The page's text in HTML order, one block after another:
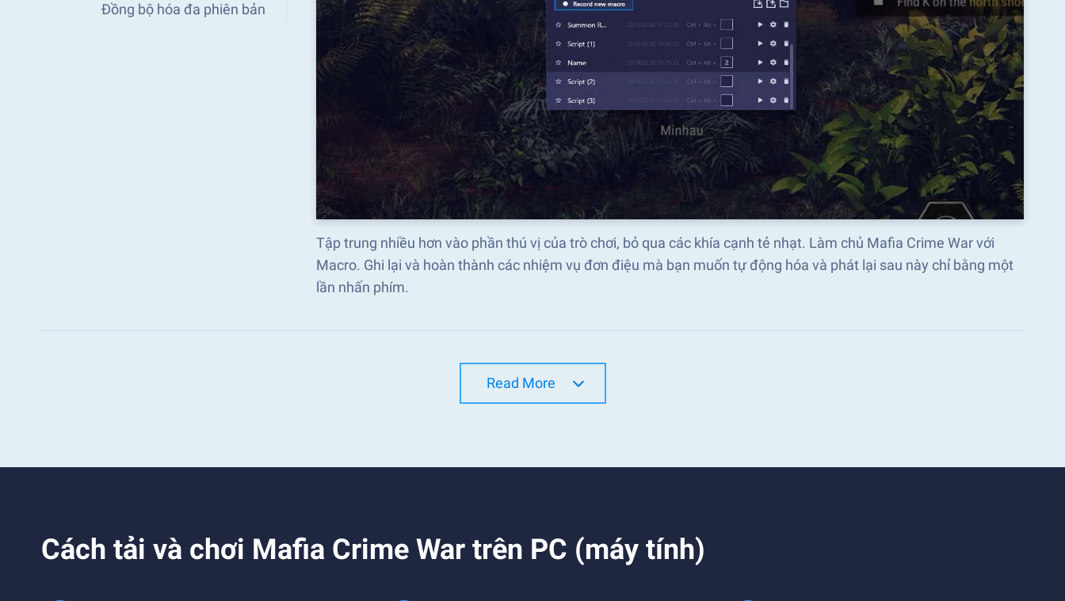
Đồng bộ hóa đa phiên bản
Tập trung nhiều hơn vào phần thú vị của trò chơi, bỏ qua các khía cạnh tẻ nhạt. Làm chủ Mafia Crime War với
Macro. Ghi lại và hoàn thành các nhiệm vụ đơn điệu mà bạn muốn tự động hóa và phát lại sau này chỉ bằng một
lần nhấn phím.
Read More
Cách tải và chơi Mafia Crime War trên PC (máy tính)